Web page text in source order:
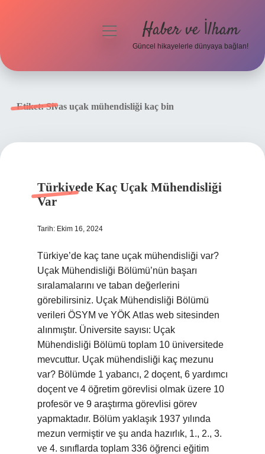
menüyü
Haber ve İlham
Güncel hikayelerle dünyaya bağlan!
Etiket:Sivas uçak mühendisliği kaç bin
Türkiyede Kaç Uçak Mühendisliği
Var
Tarih: Ekim 16, 2024
Türkiye’de kaç tane uçak mühendisliği var?
Uçak Mühendisliği Bölümü’nün başarı
sıralamalarını ve taban değerlerini
görebilirsiniz. Uçak Mühendisliği Bölümü
verileri ÖSYM ve YÖK Atlas web sitesinden
alınmıştır. Üniversite sayısı: Uçak
Mühendisliği Bölümü toplam 10 üniversitede
mevcuttur. Uçak mühendisliği kaç mezunu
var? Bölümde 1 yabancı, 2 doçent, 6 yardımcı
doçent ve 4 öğretim görevlisi olmak üzere 10
profesör ve 9 araştırma görevlisi görev
yapmaktadır. Bölüm yaklaşık 1937 yılında
mezun vermiştir ve şu anda hazırlık, 1., 2., 3.
ve 4. sınıflarda toplam 336 öğrenci eğitim